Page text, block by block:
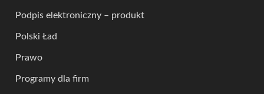
Podpis elektroniczny – produkt
Polski Ład
Prawo
Programy dla firm